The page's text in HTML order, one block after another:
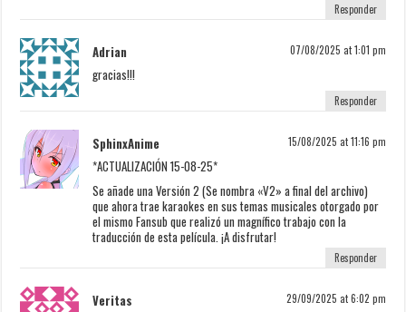
Responder
Adrian 07/08/2025 at 1:01 pm
gracias!!!
Responder
SphinxAnime 15/08/2025 at 11:16 pm
*ACTUALIZACIÓN 15-08-25*
Se añade una Versión 2 (Se nombra «V2» a final del archivo)
que ahora trae karaokes en sus temas musicales otorgado por
el mismo Fansub que realizó un magnífico trabajo con la
traducción de esta película. ¡A disfrutar!
Responder
Veritas 29/09/2025 at 6:02 pm